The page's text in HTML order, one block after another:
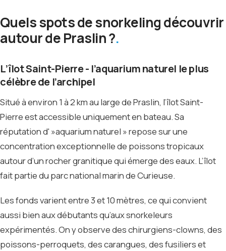
Quels spots de snorkeling découvrir
autour de Praslin ?
L’îlot Saint-Pierre - l’aquarium naturel le plus
célèbre de l’archipel
Situé à environ 1 à 2 km au large de Praslin, l’îlot Saint-
Pierre est accessible uniquement en bateau. Sa
réputation d' »aquarium naturel » repose sur une
concentration exceptionnelle de poissons tropicaux
autour d’un rocher granitique qui émerge des eaux. L’îlot
fait partie du parc national marin de Curieuse.
Les fonds varient entre 3 et 10 mètres, ce qui convient
aussi bien aux débutants qu’aux snorkeleurs
expérimentés. On y observe des chirurgiens-clowns, des
poissons-perroquets, des carangues, des fusiliers et